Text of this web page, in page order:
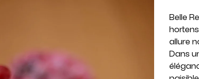
Belle
allure
Dans